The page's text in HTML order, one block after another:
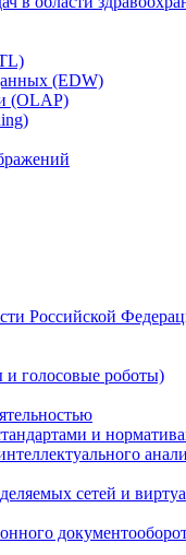
(EDW)
(OLAP)
Российской
и голосовые роботы)
и
сетей и